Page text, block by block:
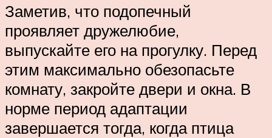
Заметив, что подопечный
проявляет дружелюбие,
выпускайте его на прогулку. Перед
этим максимально обезопасьте
комнату, закройте двери и окна. В
норме период адаптации
завершается тогда, когда птица